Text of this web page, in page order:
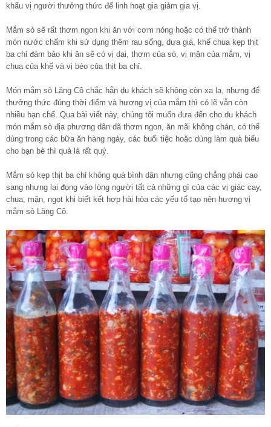
khẩu vị người thưởng thức để linh hoạt gia giảm gia vị.
Mắm sò sẽ rất thơm ngon khi ăn với cơm nóng hoặc có thể trở thành
món nước chấm khi sử dụng thêm rau sống, dưa giá, khế chua kẹp thịt
ba chỉ đảm bảo khi ăn sẽ có vị dai, thơm của sò, vị mặn của mắm, vị
chua của khế và vị béo của thịt ba chỉ.
Món mắm sò Lăng Cô chắc hẳn du khách sẽ không còn xa lạ, nhưng để
thưởng thức đúng thời điểm và hương vị của mắm thì có lẽ vẫn còn
nhiều hạn chế. Qua bài viết này, chúng tôi muốn đưa đến cho du khách
món mắm sò địa phương dân dã thơm ngon, ăn mãi không chán, có thể
dùng trong các bữa ăn hàng ngày, các buổi tiệc hoặc dùng làm quà biếu
cho bạn bè thì quả là rất quý.
Mắm sò kẹp thịt ba chỉ không quá bình dân nhưng cũng chẳng phải cao
sang nhưng lại đọng vào lòng người tất cả những gì của các vị giác cay,
chua, mặn, ngọt khi biết kết hợp hài hòa các yếu tố tạo nên hương vị
mắm sò Lăng Cô.